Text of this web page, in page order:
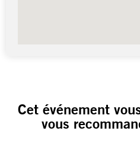
Cet événement
vous